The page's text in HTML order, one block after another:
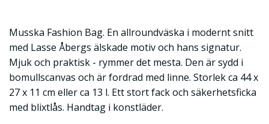
Musska Fashion Bag. En allroundväska i modernt snitt
med Lasse Åbergs älskade motiv och hans signatur.
Mjuk och praktisk - rymmer det mesta. Den är sydd i
bomullscanvas och är fordrad med linne. Storlek ca 44 x
27 x 11 cm eller ca 13 l. Ett stort fack och säkerhetsficka
med blixtlås. Handtag i konstläder.